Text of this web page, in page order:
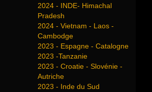
2024 - INDE- Himachal
Pradesh
2024 - Vietnam - Laos -
Cambodge
2023 - Espagne - Catalogne
2023 -Tanzanie
2023 - Croatie - Slovénie -
Autriche
2023 - Inde du Sud